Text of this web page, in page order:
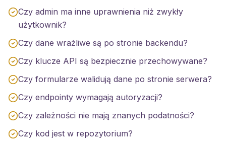
Czy admin ma inne uprawnienia niż zwykły
użytkownik?
Czy dane wrażliwe są po stronie backendu?
Czy klucze API są bezpiecznie przechowywane?
Czy formularze walidują dane po stronie serwera?
Czy endpointy wymagają autoryzacji?
Czy zależności nie mają znanych podatności?
Czy kod jest w repozytorium?